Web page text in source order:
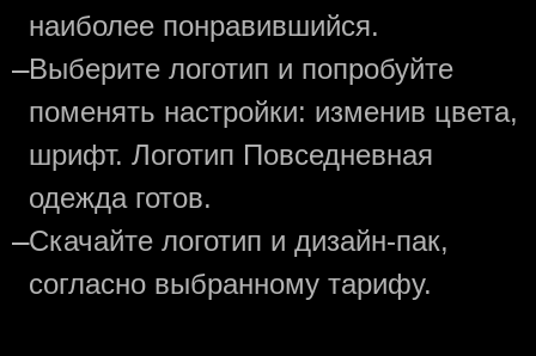
наиболее понравившийся.
—Выберите логотип и попробуйте
поменять настройки: изменив цвета,
шрифт. Логотип Повседневная
одежда готов.
—Скачайте логотип и дизайн-пак,
согласно выбранному тарифу.